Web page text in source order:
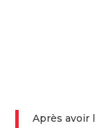
Après avoir